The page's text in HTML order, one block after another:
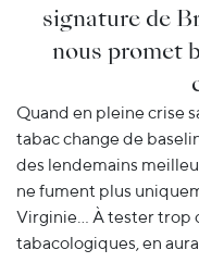
signature de
nous promet
Quand en pleine crise
tabac change de
des lendemains
ne fument plus
Virginie… À tester trop
tabacologiques, en